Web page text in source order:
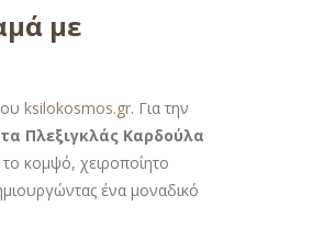
με
ksilokosmos.gr. Για την
Πλεξιγκλάς Καρδούλα
κομψό, χειροποίητο
ένα μοναδικό